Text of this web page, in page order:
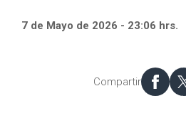
7 de Mayo de 2026 - 23:06 hrs.
Compartir